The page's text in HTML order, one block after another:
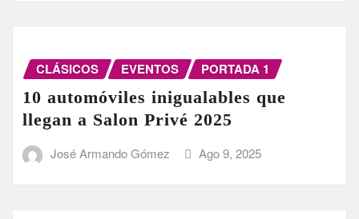
CLÁSICOS EVENTOS PORTADA 1
10 automóviles inigualables que
llegan a Salon Privé 2025
José Armando Gómez Ago 9, 2025